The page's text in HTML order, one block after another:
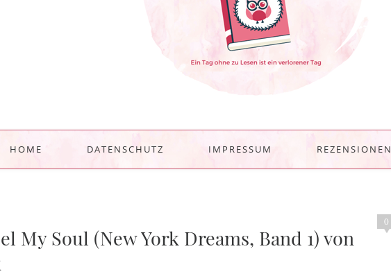
HOME DATENSCHUTZ IMPRESSUM REZENSIONEN
0
My Soul (New York Dreams, Band 1) von